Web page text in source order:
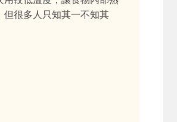
很多人只知其一不知其